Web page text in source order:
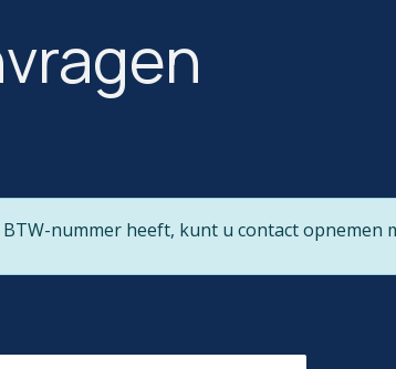
nummer heeft, kunt u contact opnemen